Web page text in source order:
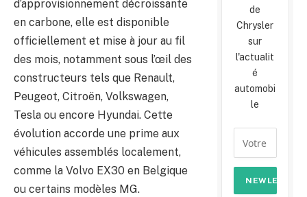
d’approvisionnement décroissante
en carbone, elle est disponible
officiellement et mise à jour au fil
des mois, notamment sous l’œil des
constructeurs tels que Renault,
Peugeot, Citroën, Volkswagen,
Tesla ou encore Hyundai. Cette
évolution accorde une prime aux
véhicules assemblés localement,
comme la Volvo EX30 en Belgique
ou certains modèles MG.
de
Chrysler
sur
l'actualit
é
automobi
le